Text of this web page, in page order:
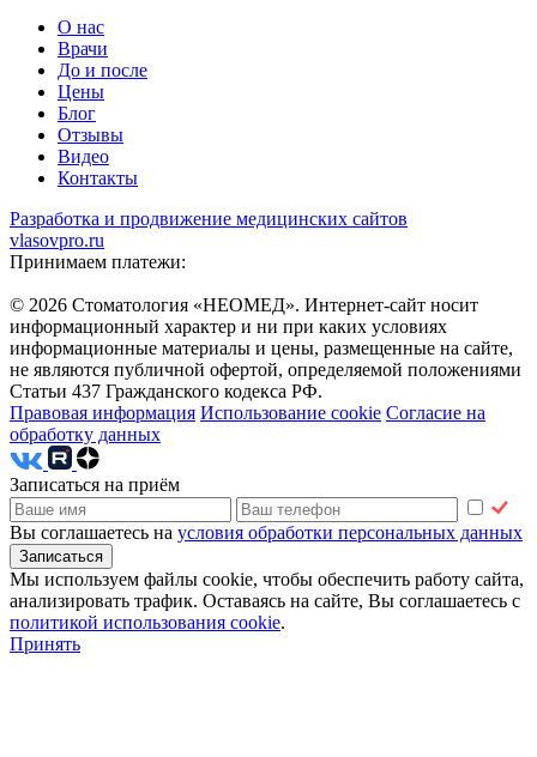
О нас
Врачи
До и после
Цены
Блог
Отзывы
Видео
Контакты
Разработка и продвижение медицинских сайтов
vlasovpro.ru
Принимаем платежи:
© 2026 Стоматология «НЕОМЕД». Интернет-сайт носит
информационный характер и ни при каких условиях
информационные материалы и цены, размещенные на сайте,
не являются публичной офертой, определяемой положениями
Статьи 437 Гражданского кодекса РФ.
Правовая информация Использование cookie Согласие на
обработку данных
Записаться на приём
Вы соглашаетесь на условия обработки персональных данных
Мы используем файлы cookie, чтобы обеспечить работу сайта,
анализировать трафик. Оставаясь на сайте, Вы соглашаетесь с
политикой использования сookie.
Принять